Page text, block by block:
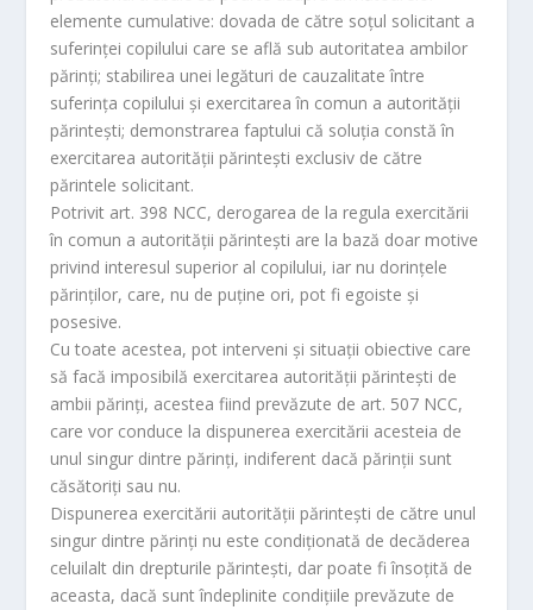
elemente cumulative: dovada de către soţul solicitant a
suferinţei copilului care se află sub autoritatea ambilor
părinţi; stabilirea unei legături de cauzalitate între
suferinţa copilului şi exercitarea în comun a autorităţii
părinteşti; demonstrarea faptului că soluţia constă în
exercitarea autorităţii părinteşti exclusiv de către
părintele solicitant.
Potrivit art. 398 NCC, derogarea de la regula exercitării
în comun a autorităţii părinteşti are la bază doar motive
privind interesul superior al copilului, iar nu dorinţele
părinţilor, care, nu de puţine ori, pot fi egoiste şi
posesive.
Cu toate acestea, pot interveni şi situaţii obiective care
să facă imposibilă exercitarea autorităţii părinteşti de
ambii părinţi, acestea fiind prevăzute de art. 507 NCC,
care vor conduce la dispunerea exercitării acesteia de
unul singur dintre părinţi, indiferent dacă părinţii sunt
căsătoriţi sau nu.
Dispunerea exercitării autorităţii părinteşti de către unul
singur dintre părinţi nu este condiţionată de decăderea
celuilalt din drepturile părinteşti, dar poate fi însoţită de
aceasta, dacă sunt îndeplinite condiţiile prevăzute de